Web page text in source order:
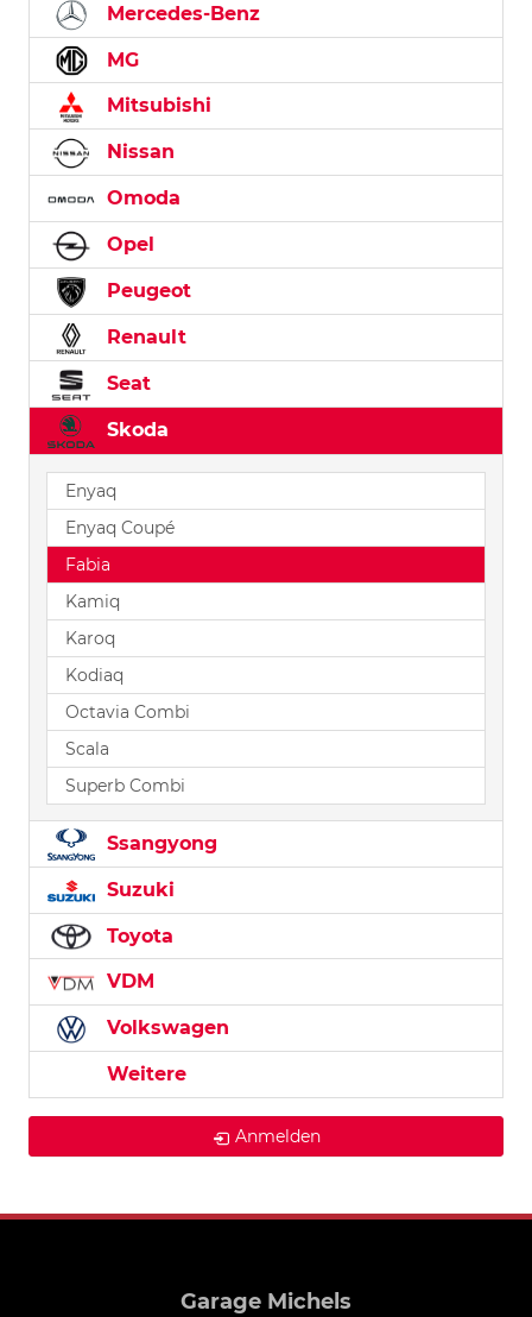
Mercedes-Benz
MG
Mitsubishi
Nissan
Omoda
Opel
Peugeot
Renault
Seat
Skoda
Enyaq
Enyaq Coupé
Fabia
Kamiq
Karoq
Kodiaq
Octavia Combi
Scala
Superb Combi
Ssangyong
Suzuki
Toyota
VDM
Volkswagen
Weitere
Anmelden
Garage Michels